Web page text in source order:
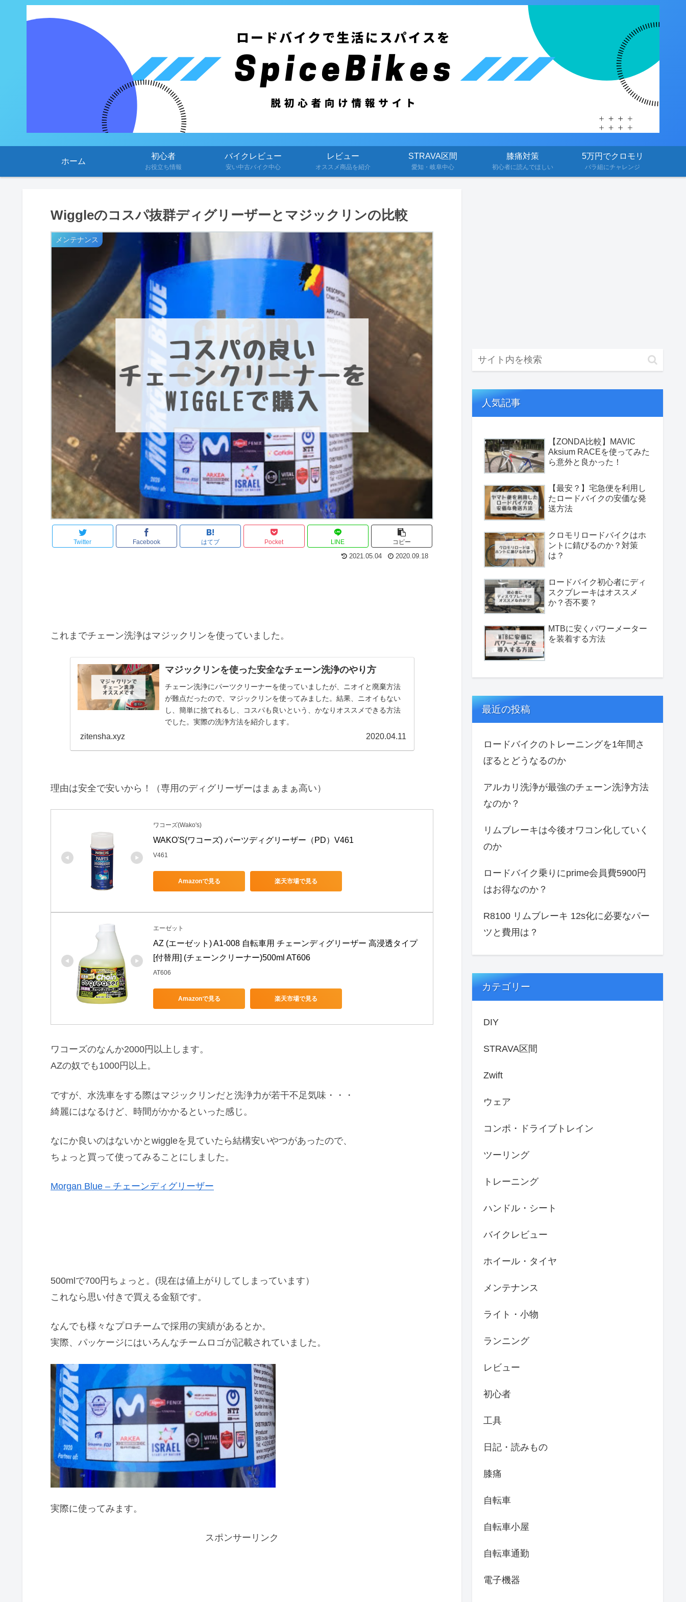
ホーム
初心者
お役立ち情報
バイクレビュー
安い中古バイク中心
レビュー
オススメ商品を紹介
STRAVA区間
愛知・岐阜中心
膝痛対策
初心者に読んでほしい
5万円でクロモリ
バラ組にチャレンジ
Wiggleのコスパ抜群ディグリーザーとマジックリンの比較
メンテナンス
Twitter Facebook はてブ Pocket LINE コピー
2021.05.04 2020.09.18
これまでチェーン洗浄はマジックリンを使っていました。
マジックリンを使った安全なチェーン洗浄のやり方
チェーン洗浄にパーツクリーナーを使っていましたが、ニオイと廃棄方法
が難点だったので、マジックリンを使ってみました。結果、ニオイもない
し、簡単に捨てれるし、コスパも良いという、かなりオススメできる方法
でした。実際の洗浄方法を紹介します。
zitensha.xyz 2020.04.11
理由は安全で安いから！（専用のディグリーザーはまぁまぁ高い）
ワコーズ(Wako's)
WAKO'S(ワコーズ) パーツディグリーザー（PD）V461
V461
Amazonで見る 楽天市場で見る
エーゼット
AZ (エーゼット) A1-008 自転車用 チェーンディグリーザー 高浸透タイプ
[付替用] (チェーンクリーナー)500ml AT606
AT606
Amazonで見る 楽天市場で見る
ワコーズのなんか2000円以上します。
AZの奴でも1000円以上。
ですが、水洗車をする際はマジックリンだと洗浄力が若干不足気味・・・
綺麗にはなるけど、時間がかかるといった感じ。
なにか良いのはないかとwiggleを見ていたら結構安いやつがあったので、
ちょっと買って使ってみることにしました。
Morgan Blue – チェーンディグリーザー
500mlで700円ちょっと。(現在は値上がりしてしまっています）
これなら思い付きで買える金額です。
なんでも様々なプロチームで採用の実績があるとか。
実際、パッケージにはいろんなチームロゴが記載されていました。
実際に使ってみます。
スポンサーリンク
人気記事
【ZONDA比較】MAVIC
Aksium RACEを使ってみた
ら意外と良かった！
【最安？】宅急便を利用し
たロードバイクの安価な発
送方法
クロモリロードバイクはホ
ントに錆びるのか？対策
は？
ロードバイク初心者にディ
スクブレーキはオススメ
か？否不要？
MTBに安くパワーメーター
を装着する方法
最近の投稿
ロードバイクのトレーニングを1年間さ
ぼるとどうなるのか
アルカリ洗浄が最強のチェーン洗浄方法
なのか？
リムブレーキは今後オワコン化していく
のか
ロードバイク乗りにprime会員費5900円
はお得なのか？
R8100 リムブレーキ 12s化に必要なパー
ツと費用は？
カテゴリー
DIY
STRAVA区間
Zwift
ウェア
コンポ・ドライブトレイン
ツーリング
トレーニング
ハンドル・シート
バイクレビュー
ホイール・タイヤ
メンテナンス
ライト・小物
ランニング
レビュー
初心者
工具
日記・読みもの
膝痛
自転車
自転車小屋
自転車通勤
電子機器